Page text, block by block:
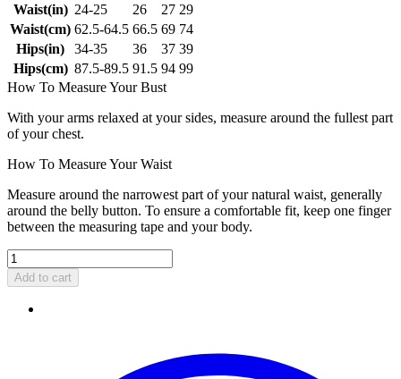
Waist(in) 24-25 26 27 29
Waist(cm) 62.5-64.5 66.5 69 74
Hips(in)
34-35 36 37 39
Hips(cm) 87.5-89.5 91.5 94 99
How To Measure Your Bust
With your arms relaxed at your sides, measure around the fullest part
of your chest.
How To Measure Your Waist
Measure around the narrowest part of your natural waist, generally
around the belly button. To ensure a comfortable fit, keep one finger
between the measuring tape and your body.
Add to cart